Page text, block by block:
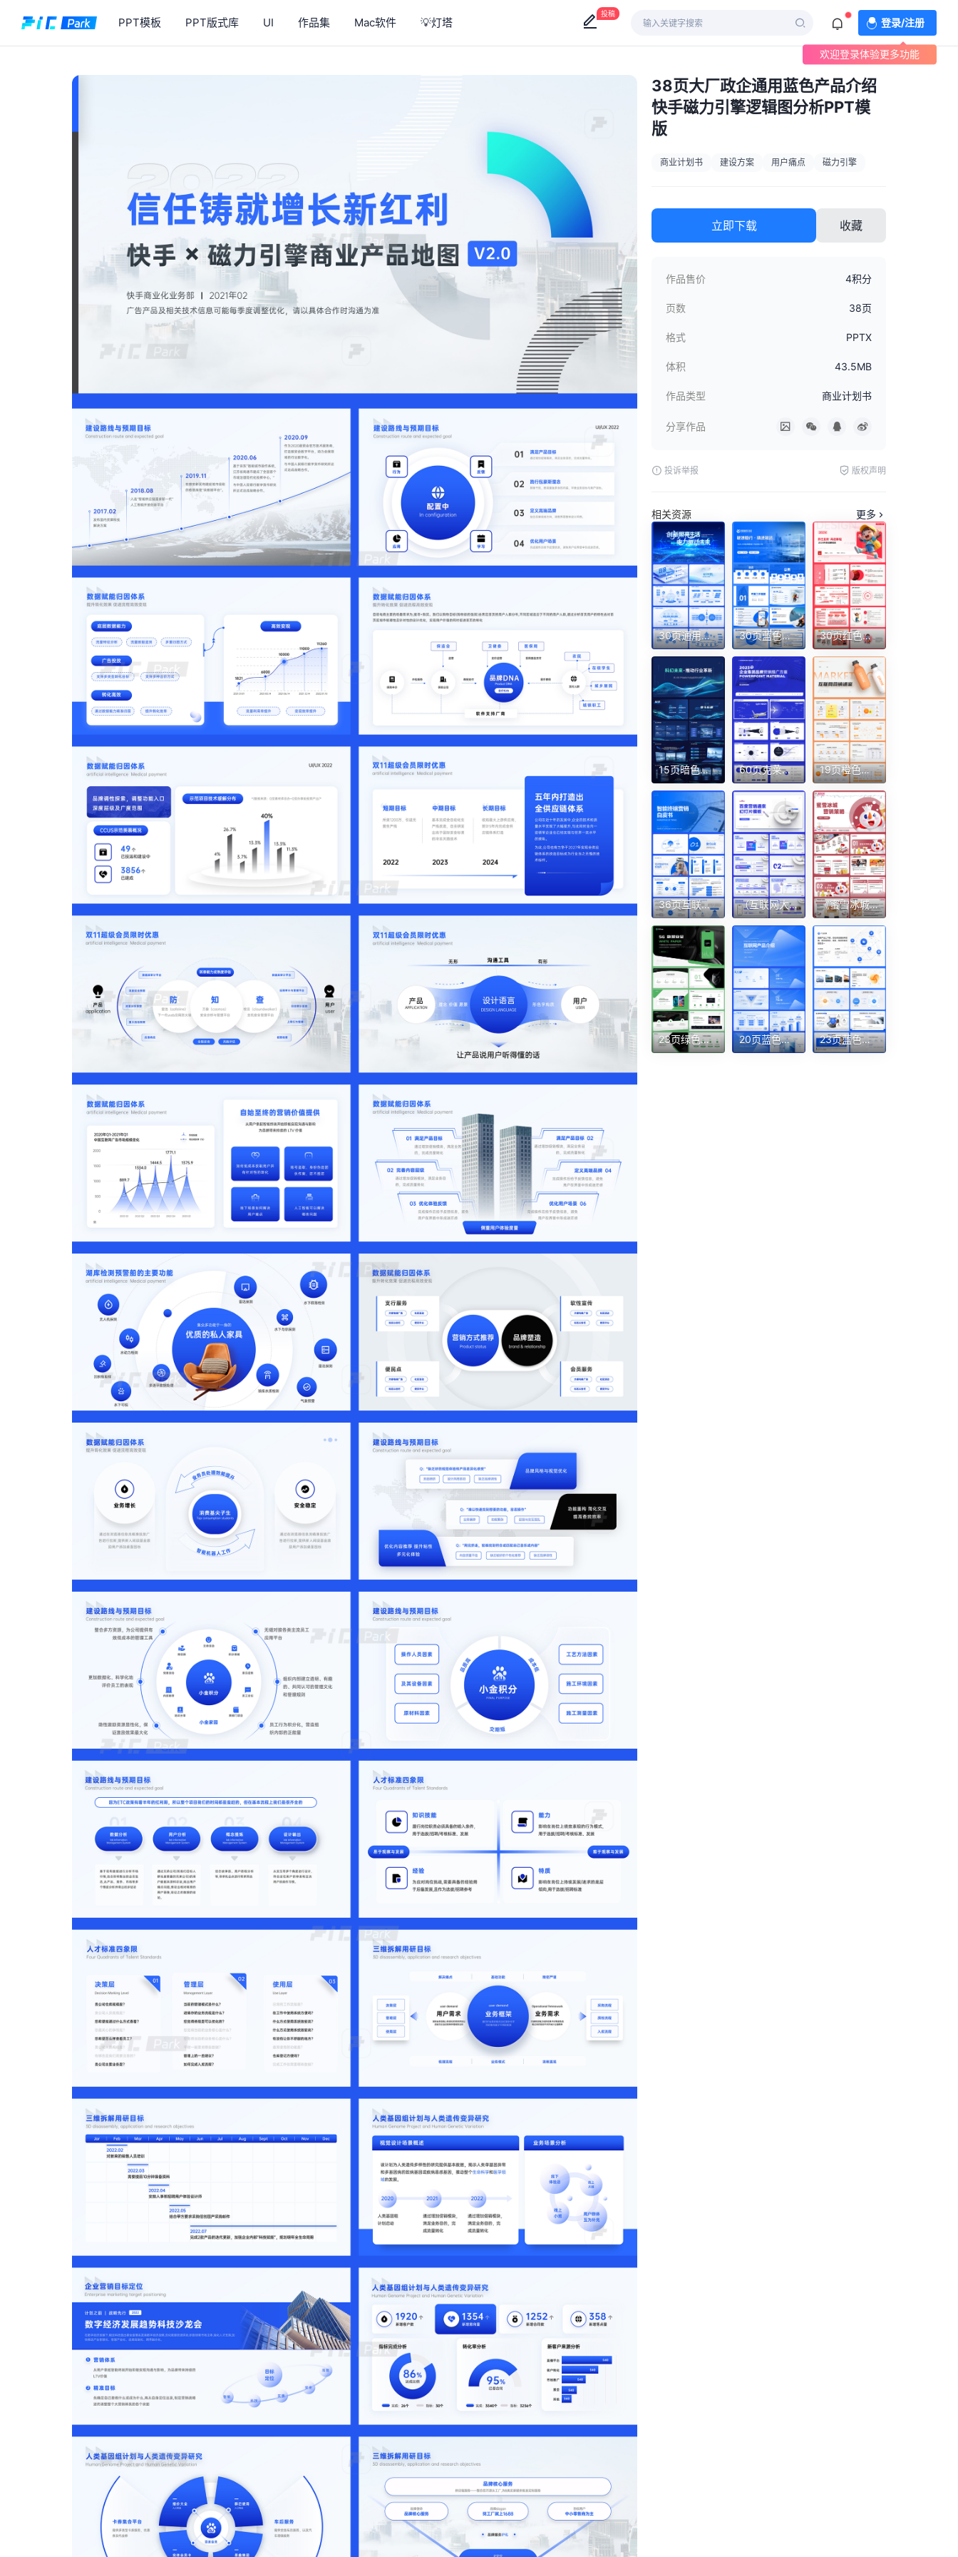
PPT模板 PPT版式库 UI 作品集 Mac软件 💡灯塔
投稿
登录/注册
欢迎登录体验更多功能
38页大厂政企通用蓝色产品介绍
快手磁力引擎逻辑图分析PPT模
版
商业计划书 建设方案 用户痛点 磁力引擎
立即下载 收藏
作品售价 4积分
页数 38页
格式 PPTX
体积 43.5MB
作品类型 商业计划书
分享作品
投诉举报 版权声明
相关资源 更多
30页通用版式逻辑架构房子图目录页电网蓝色渐变科技感PPT 30页蓝色职场通用目录结构架构页等PPT模版 30页红色互联网项目规划短剧活动PPT模板
15页暗色科技互联网蓝绿色行业革新发展PPT模板 60页克莱因深蓝色超质感集团品牌营销推广方案精品PPT带切换动画 19页橙色互联网产品品牌营销商业计划晋升报告逻辑图PPT模版
36页互联网蓝白行业分析报告传媒大学PPT模板 （互联网大厂专题02）62页原创百度定制蓝色主题3D立体感PPT模板 《蜜雪冰城品牌营销策略》市场调研分析28页PPT完整模板
23页绿色互联网发布会汇报总结年度答辩作品展示PPT模版 20页蓝色轻质感高端互联网样机产品介绍手册 23页蓝色原创品牌宣传web网页逻辑架构PPT模板